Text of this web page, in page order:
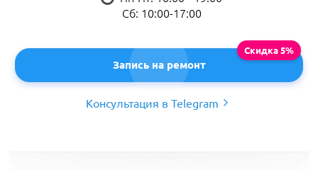
Сб: 10:00-17:00
Запись на ремонт
Консультация в Telegram